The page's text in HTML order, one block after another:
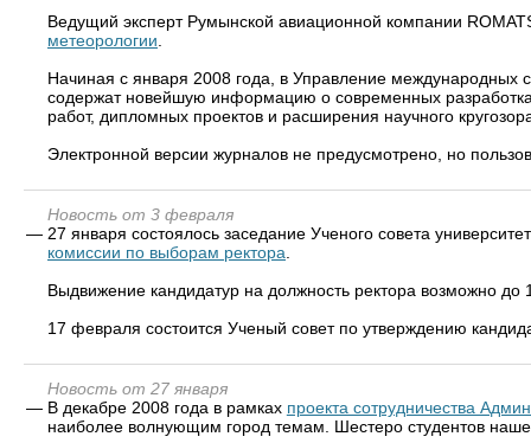
Ведущий эксперт Румынской авиационной компании
метеорологии
Начиная с января 2008 года, в Управление международных
содержат новейшую информацию о современных
работ, дипломных проектов и расширения научного
Электронной версии журналов не предусмотрено, но
Новость от 3 февраля
— 27 января состоялось заседание Ученого совета
комиссии по выборам ректора
Выдвижение кандидатур на должность ректора возможно до
17 февраля состоится Ученый совет по утверждению
Новость от 27 января
— В декабре 2008 года в рамках проекта сотрудничества
наиболее волнующим город темам. Шестеро студентов